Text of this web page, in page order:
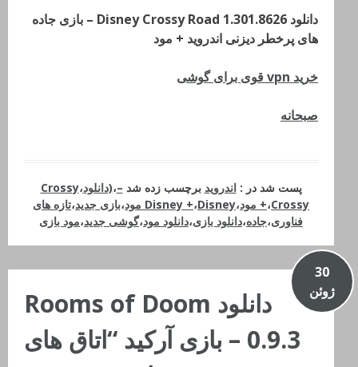
دانلود Disney Crossy Road 1.301.8626 – بازی جاده
های پرخطر دیزنی اندروید + مود
خرید vpn قوی برای گوشی
صبحانه
پست شد در :اندروید برچسب زده شد –،(دانلود،Crossy
+،Crossy مود ، Disney +،Disney مود ،بازی جدید،تازه های
فناوری،جاده،دانلود بازی،دانلود مود،گوشی جدید،مود بازی
30
ژوئن
دانلود Rooms of Doom
0.9.3 – بازی آرکید “اتاق های